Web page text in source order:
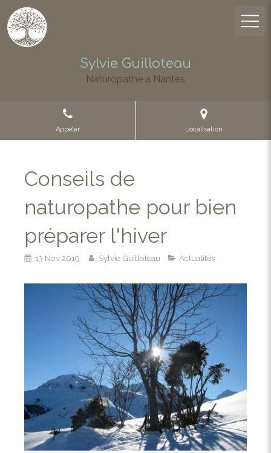
Sylvie Guilloteau
Naturopathe à Nantes
Appeler Localisation
Conseils de
naturopathe pour bien
préparer l'hiver
13 Nov 2019 Sylvie Guilloteau Actualités